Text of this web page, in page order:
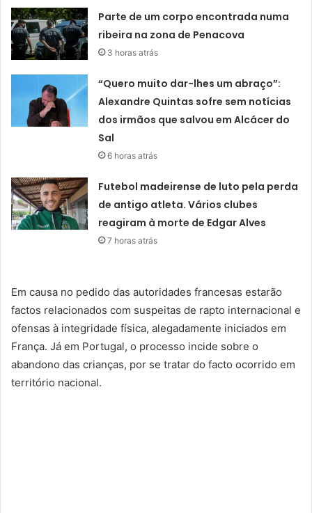
Parte de um corpo encontrada numa
ribeira na zona de Penacova
3 horas atrás
“Quero muito dar-lhes um abraço”:
Alexandre Quintas sofre sem notícias
dos irmãos que salvou em Alcácer do
Sal
6 horas atrás
Futebol madeirense de luto pela perda
de antigo atleta. Vários clubes
reagiram à morte de Edgar Alves
7 horas atrás
Em causa no pedido das autoridades francesas estarão
factos relacionados com suspeitas de rapto internacional e
ofensas à integridade física, alegadamente iniciados em
França. Já em Portugal, o processo incide sobre o
abandono das crianças, por se tratar do facto ocorrido em
território nacional.